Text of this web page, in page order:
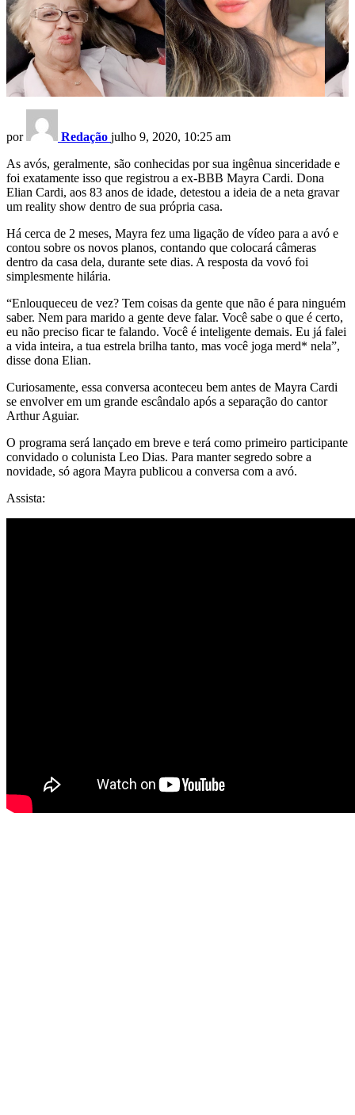
por Redação julho 9, 2020, 10:25 am
As avós, geralmente, são conhecidas por sua ingênua sinceridade e
foi exatamente isso que registrou a ex-BBB Mayra Cardi. Dona
Elian Cardi, aos 83 anos de idade, detestou a ideia de a neta gravar
um reality show dentro de sua própria casa.
Há cerca de 2 meses, Mayra fez uma ligação de vídeo para a avó e
contou sobre os novos planos, contando que colocará câmeras
dentro da casa dela, durante sete dias. A resposta da vovó foi
simplesmente hilária.
“Enlouqueceu de vez? Tem coisas da gente que não é para ninguém
saber. Nem para marido a gente deve falar. Você sabe o que é certo,
eu não preciso ficar te falando. Você é inteligente demais. Eu já falei
a vida inteira, a tua estrela brilha tanto, mas você joga merd* nela”,
disse dona Elian.
Curiosamente, essa conversa aconteceu bem antes de Mayra Cardi
se envolver em um grande escândalo após a separação do cantor
Arthur Aguiar.
O programa será lançado em breve e terá como primeiro participante
convidado o colunista Leo Dias. Para manter segredo sobre a
novidade, só agora Mayra publicou a conversa com a avó.
Assista: